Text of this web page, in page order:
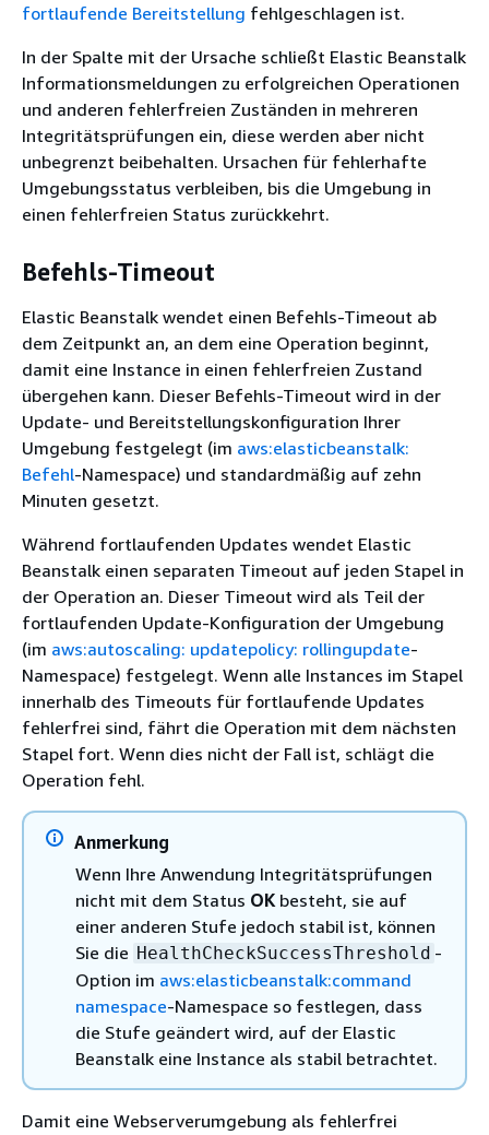
fortlaufende Bereitstellung fehlgeschlagen ist.
In der Spalte mit der Ursache schließt Elastic Beanstalk
Informationsmeldungen zu erfolgreichen Operationen
und anderen fehlerfreien Zuständen in mehreren
Integritätsprüfungen ein, diese werden aber nicht
unbegrenzt beibehalten. Ursachen für fehlerhafte
Umgebungsstatus verbleiben, bis die Umgebung in
einen fehlerfreien Status zurückkehrt.
Befehls-Timeout
Elastic Beanstalk wendet einen Befehls-Timeout ab
dem Zeitpunkt an, an dem eine Operation beginnt,
damit eine Instance in einen fehlerfreien Zustand
übergehen kann. Dieser Befehls-Timeout wird in der
Update- und Bereitstellungskonfiguration Ihrer
Umgebung festgelegt (im aws:elasticbeanstalk:
Befehl-Namespace) und standardmäßig auf zehn
Minuten gesetzt.
Während fortlaufenden Updates wendet Elastic
Beanstalk einen separaten Timeout auf jeden Stapel in
der Operation an. Dieser Timeout wird als Teil der
fortlaufenden Update-Konfiguration der Umgebung
(im aws:autoscaling: updatepolicy: rollingupdate-
Namespace) festgelegt. Wenn alle Instances im Stapel
innerhalb des Timeouts für fortlaufende Updates
fehlerfrei sind, fährt die Operation mit dem nächsten
Stapel fort. Wenn dies nicht der Fall ist, schlägt die
Operation fehl.
Anmerkung
Wenn Ihre Anwendung Integritätsprüfungen
nicht mit dem Status OKbesteht, sie auf
einer anderen Stufe jedoch stabil ist, können
Sie die HealthCheckSuccessThreshold -
Option im aws:elasticbeanstalk:command
namespace-Namespace so festlegen, dass
die Stufe geändert wird, auf der Elastic
Beanstalk eine Instance als stabil betrachtet.
Damit eine Webserverumgebung als fehlerfrei